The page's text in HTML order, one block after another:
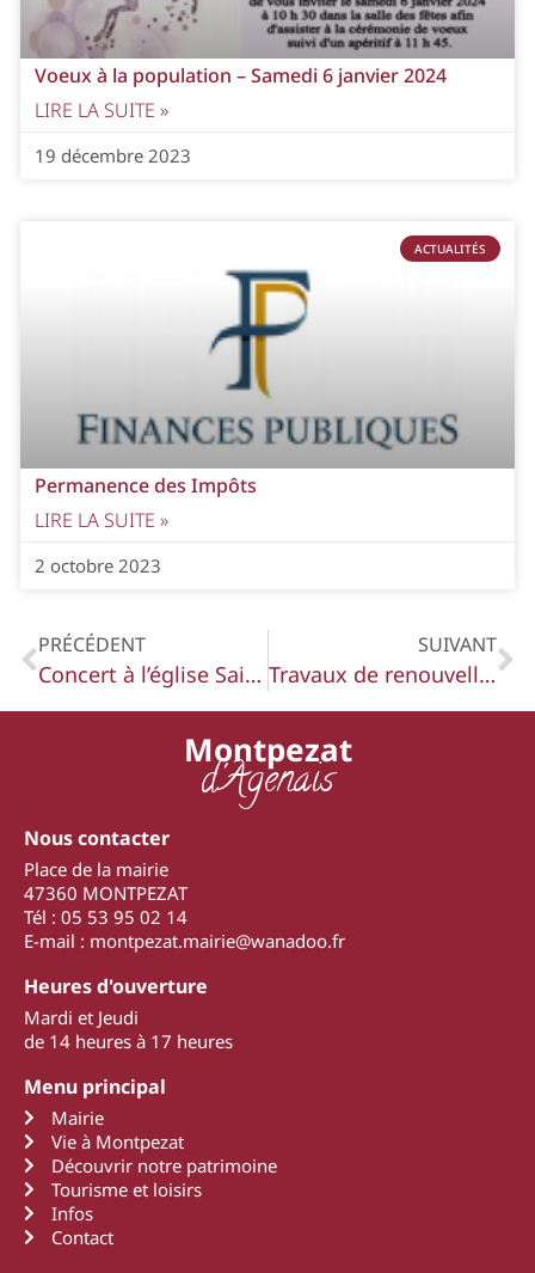
Voeux à la population – Samedi 6 janvier 2024
LIRE LA SUITE »
19 décembre 2023
ACTUALITÉS
Permanence des Impôts
LIRE LA SUITE »
2 octobre 2023
PRÉCÉDENT
Concert à l’église Saint-Jean
SUIVANT
Travaux de renouvellement du réseau d’eau potable
Montpezat
d'Agenais
Nous contacter
Place de la mairie
47360 MONTPEZAT
Tél : 05 53 95 02 14
E-mail : montpezat.mairie@wanadoo.fr
Heures d'ouverture
Mardi et Jeudi
de 14 heures à 17 heures
Menu principal
Mairie
Vie à Montpezat
Découvrir notre patrimoine
Tourisme et loisirs
Infos
Contact